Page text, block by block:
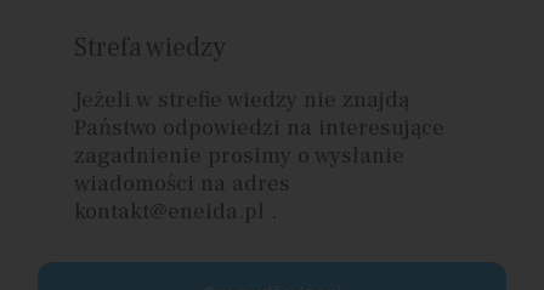
Strefa wiedzy
Jeżeli w strefie wiedzy nie znajdą
Państwo odpowiedzi na interesujące
zagadnienie prosimy o wysłanie
wiadomości na adres
kontakt@eneida.pl .